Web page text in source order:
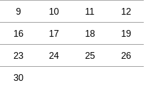
9 10 11 12
16 17 18 19
23 24 25 26
30